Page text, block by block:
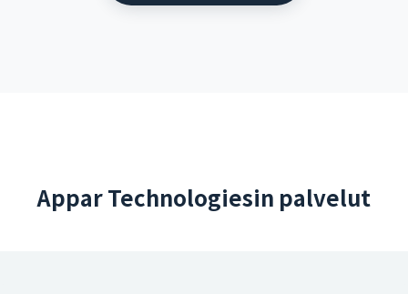
Appar Technologiesin palvelut